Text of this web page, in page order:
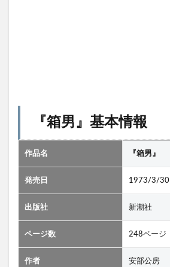
『箱男』基本情報
作品名 『箱男』
発売日 ‎‎1973/3/30
出版社 新潮社
ページ数 248ページ
作者 安部公房